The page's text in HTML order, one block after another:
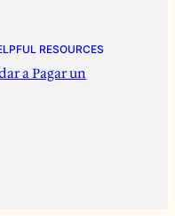
RESOURCES
a Pagar un